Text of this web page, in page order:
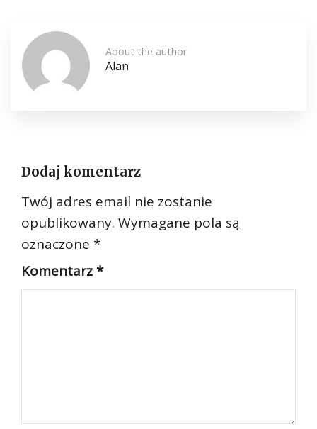
About the author
Alan
Dodaj komentarz
Twój adres email nie zostanie
opublikowany. Wymagane pola są
oznaczone *
Komentarz*